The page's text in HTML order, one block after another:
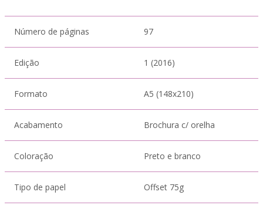
Número de páginas 97
Edição 1 (2016)
Formato A5 (148x210)
Acabamento Brochura c/ orelha
Coloração Preto e branco
Tipo de papel Offset 75g